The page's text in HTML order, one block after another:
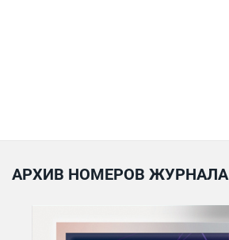
АРХИВ НОМЕРОВ ЖУРНАЛА